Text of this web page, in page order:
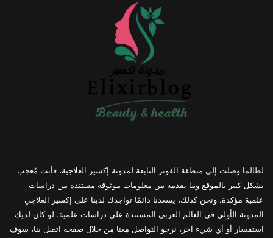
لطالما وصلت إلى منطقة الفوتر التابعة لمدونة إكسير العلاجية، فأنت مُعجب
بشكل كبير بالموقع وما يقدمه من معلومات موثوقة مستندة من دراسات
علمية مؤكدة. ونحن كذلك، يسعدنا دائمًا تواجدك لدينا على إكسير العلاجي
المدونة الأولى في العالم العربي المستندة على دراسات علمية. لو كان لديك
استفسار أو أي شيء آخر، نرجو التواصل معنا من خلال صفحة اتصل بنا، سوف